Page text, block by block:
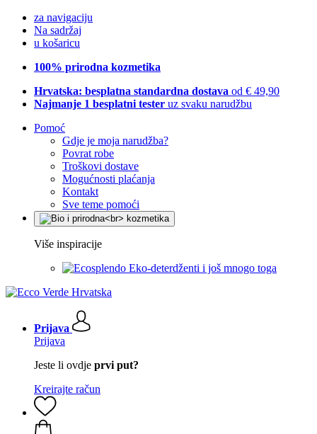
za navigaciju
Na sadržaj
u košaricu
100% prirodna kozmetika
Hrvatska: besplatna standardna dostava od € 49,90
Najmanje 1 besplatni tester uz svaku narudžbu
Pomoć
Gdje je moja narudžba?
Povrat robe
Troškovi dostave
Mogućnosti plaćanja
Kontakt
Sve teme pomoći
Više inspiracije
Eko-deterdženti i još mnogo toga
Prijava
Prijava
Jeste li ovdje prvi put?
Kreirajte račun